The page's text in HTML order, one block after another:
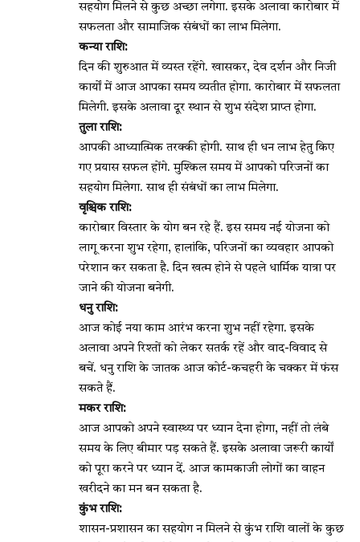
सहयोग मिलने से कुछ अच्छा लगेगा. इसके अलावा कारोबार में
सफलता और सामाजिक संबंधों का लाभ मिलेगा.
कन्या राशि:
दिन की शुरुआत में व्यस्त रहेंगे. खासकर, देव दर्शन और निजी
कार्यों में आज आपका समय व्यतीत होगा. कारोबार में सफलता
मिलेगी. इसके अलावा दूर स्थान से शुभ संदेश प्राप्त होगा.
तुला राशि:
आपकी आध्यात्मिक तरक्की होगी. साथ ही धन लाभ हेतु किए
गए प्रयास सफल होंगे. मुश्किल समय में आपको परिजनों का
सहयोग मिलेगा. साथ ही संबंधों का लाभ मिलेगा.
वृश्चिक राशि:
कारोबार विस्तार के योग बन रहे हैं. इस समय नई योजना को
लागू करना शुभ रहेगा, हालांकि, परिजनों का व्यवहार आपको
परेशान कर सकता है. दिन खत्म होने से पहले धार्मिक यात्रा पर
जाने की योजना बनेगी.
धनु राशि:
आज कोई नया काम आरंभ करना शुभ नहीं रहेगा. इसके
अलावा अपने रिश्तों को लेकर सतर्क रहें और वाद-विवाद से
बचें. धनु राशि के जातक आज कोर्ट-कचहरी के चक्कर में फंस
सकते हैं.
मकर राशि:
आज आपको अपने स्वास्थ्य पर ध्यान देना होगा, नहीं तो लंबे
समय के लिए बीमार पड़ सकते हैं. इसके अलावा जरूरी कार्यों
को पूरा करने पर ध्यान दें. आज कामकाजी लोगों का वाहन
खरीदने का मन बन सकता है.
कुंभ राशि:
शासन-प्रशासन का सहयोग न मिलने से कुंभ राशि वालों के कुछ